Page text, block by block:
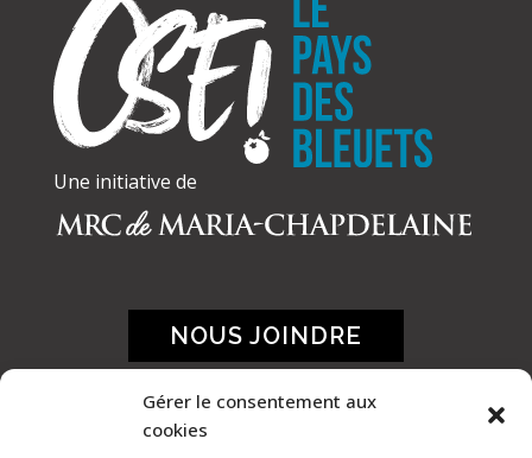
Gérer le consentement aux
cookies
Une initiative de
NOUS JOINDRE